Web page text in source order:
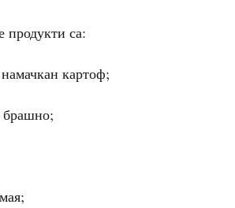
продукти са:
картоф;
брашно;